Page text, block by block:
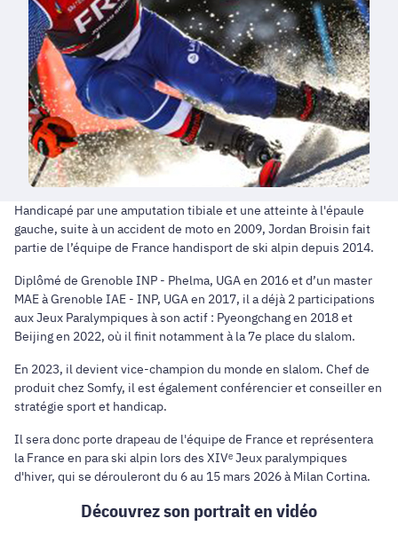
Handicapé par une amputation tibiale et une atteinte à l'épaule
gauche, suite à un accident de moto en 2009, Jordan Broisin fait
partie de l’équipe de France handisport de ski alpin depuis 2014.
Diplômé de Grenoble INP - Phelma, UGA en 2016 et d’un master
MAE à Grenoble IAE - INP, UGA en 2017, il a déjà 2 participations
aux Jeux Paralympiques à son actif : Pyeongchang en 2018 et
Beijing en 2022, où il finit notamment à la 7e place du slalom.
En 2023, il devient vice-champion du monde en slalom. Chef de
produit chez Somfy, il est également conférencier et conseiller en
stratégie sport et handicap.
Il sera donc porte drapeau de l'équipe de France et représentera
la France en para ski alpin lors des XIVᵉ Jeux paralympiques
d'hiver, qui se dérouleront du 6 au 15 mars 2026 à Milan Cortina.
Découvrez son portrait en vidéo